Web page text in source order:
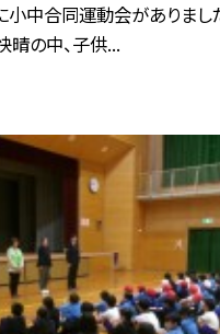
に小中合同運動会がありまし
晴の中、子供...